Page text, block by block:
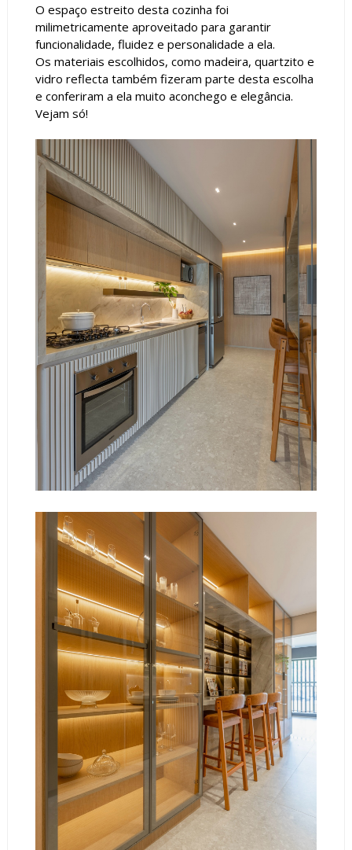
O espaço estreito desta cozinha foi
milimetricamente aproveitado para garantir
funcionalidade, fluidez e personalidade a ela.
Os materiais escolhidos, como madeira, quartzito e
vidro reflecta também fizeram parte desta escolha
e conferiram a ela muito aconchego e elegância.
Vejam só!